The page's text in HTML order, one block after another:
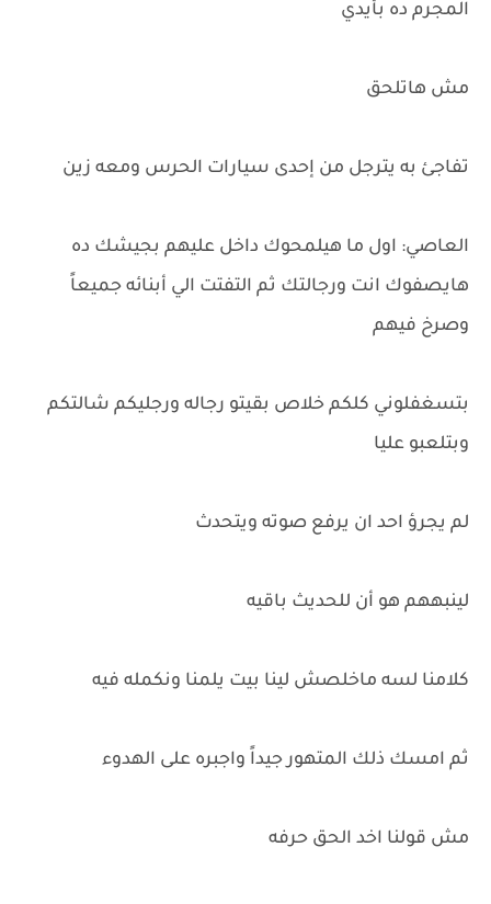
المجرم ده بأيدي
مش هاتلحق
تفاجئ به يترجل من إحدى سيارات الحرس ومعه زين
العاصي: اول ما هيلمحوك داخل عليهم بجيشك ده
هايصفوك انت ورجالتك ثم التفتت الي أبنائه جميعاً
وصرخ فيهم
بتسغفلوني كلكم خلاص بقيتو رجاله ورجليكم شالتكم
وبتلعبو عليا
لم يجرؤ احد ان يرفع صوته ويتحدث
لينبههم هو أن للحديث باقيه
كلامنا لسه ماخلصش لينا بيت يلمنا ونكمله فيه
ثم امسك ذلك المتهور جيداً واجبره على الهدوء
مش قولنا اخد الحق حرفه